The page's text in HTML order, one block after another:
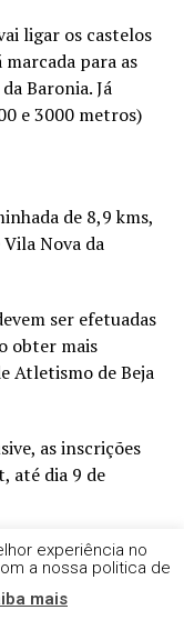
ligar os castelos
para as
Baronia. Já
e 3000 metros)
de 8,9 kms,
Nova da
ser efetuadas
obter mais
Atletismo de Beja
as inscrições
até dia 9 de
pelos Municípios
Juntas de
e Vila Nova
experiência no
a nossa politica de
mais